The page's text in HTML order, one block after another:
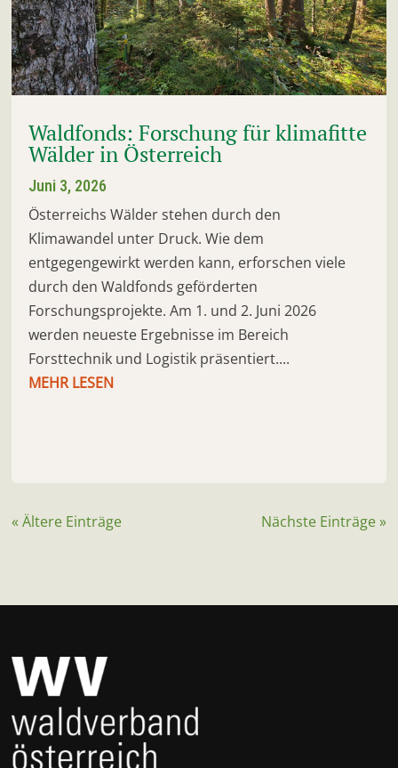
Waldfonds: Forschung für klimafitte
Wälder in Österreich
Juni 3, 2026
Österreichs Wälder stehen durch den
Klimawandel unter Druck. Wie dem
entgegengewirkt werden kann, erforschen viele
durch den Waldfonds geförderten
Forschungsprojekte. Am 1. und 2. Juni 2026
werden neueste Ergebnisse im Bereich
Forsttechnik und Logistik präsentiert....
MEHR LESEN
« Ältere Einträge Nächste Einträge »